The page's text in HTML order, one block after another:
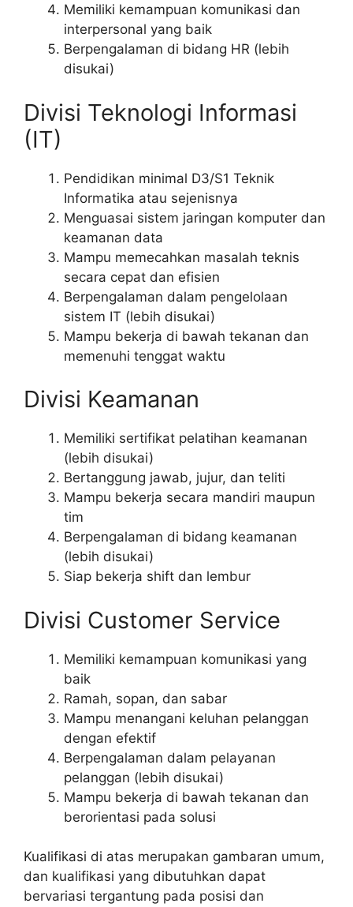
Memiliki kemampuan komunikasi dan
interpersonal yang baik
Berpengalaman di bidang HR (lebih
disukai)
Divisi Teknologi Informasi
(IT)
Pendidikan minimal D3/S1 Teknik
Informatika atau sejenisnya
Menguasai sistem jaringan komputer dan
keamanan data
Mampu memecahkan masalah teknis
secara cepat dan efisien
Berpengalaman dalam pengelolaan
sistem IT (lebih disukai)
Mampu bekerja di bawah tekanan dan
memenuhi tenggat waktu
Divisi Keamanan
Memiliki sertifikat pelatihan keamanan
(lebih disukai)
Bertanggung jawab, jujur, dan teliti
Mampu bekerja secara mandiri maupun
tim
Berpengalaman di bidang keamanan
(lebih disukai)
Siap bekerja shift dan lembur
Divisi Customer Service
Memiliki kemampuan komunikasi yang
baik
Ramah, sopan, dan sabar
Mampu menangani keluhan pelanggan
dengan efektif
Berpengalaman dalam pelayanan
pelanggan (lebih disukai)
Mampu bekerja di bawah tekanan dan
berorientasi pada solusi
Kualifikasi di atas merupakan gambaran umum,
dan kualifikasi yang dibutuhkan dapat
bervariasi tergantung pada posisi dan